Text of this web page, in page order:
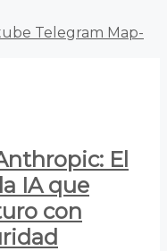
Telegram Map-
El
IA que
con